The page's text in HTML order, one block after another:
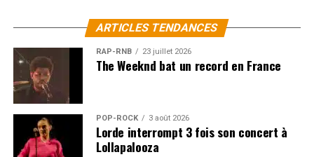
ARTICLES TENDANCES
RAP-RNB 23 juillet 2026
The Weeknd bat un record en France
POP-ROCK 3 août 2026
Lorde interrompt 3 fois son concert à
Lollapalooza